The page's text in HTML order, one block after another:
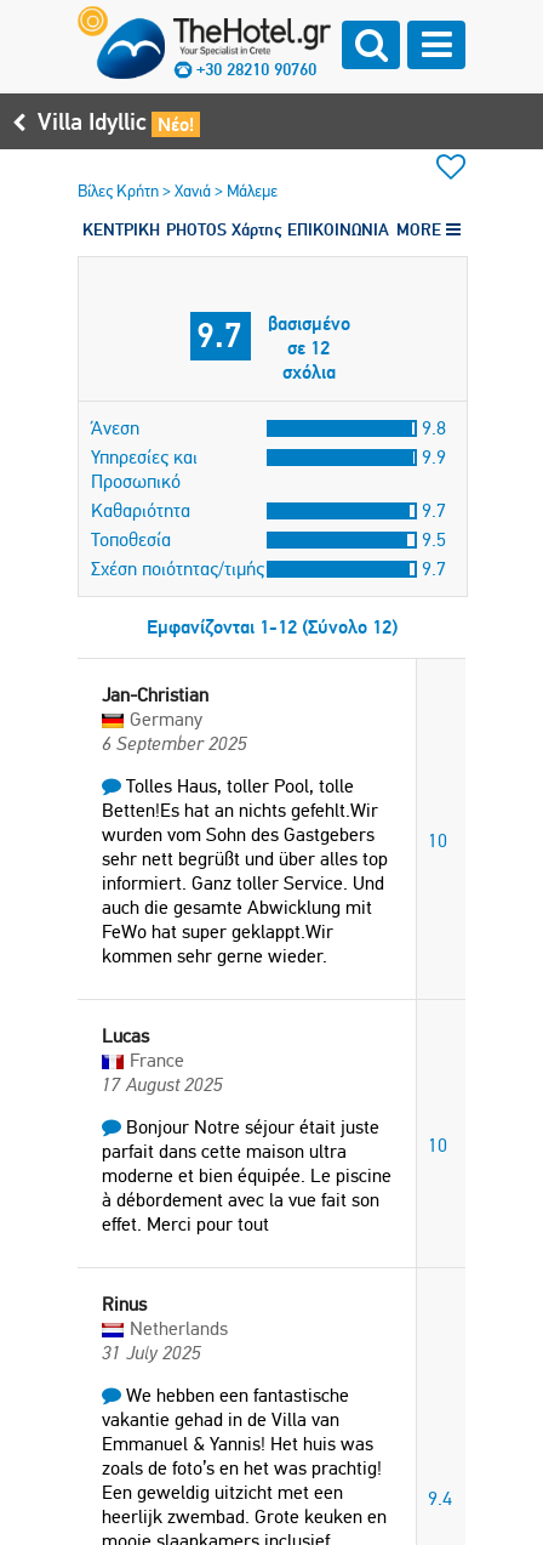
+30 28210 90760
Villa Idyllic Νέο!
Βίλες Κρήτη>Χανιά> Μάλεμε
ΚΕΝΤΡΙΚΗ PHOTOS Χάρτης ΕΠΙΚΟΙΝΩΝΙΑ MORE
9.7
βασισμένο
σε 12
σχόλια
Άνεση
9.8
Υπηρεσίες και
Προσωπικό
9.9
Καθαριότητα
9.7
Τοποθεσία
9.5
Σχέση ποιότητας/τιμής
9.7
Εμφανίζονται 1-12 (Σύνολο 12)
Jan-Christian
Germany
6 September 2025
Tolles Haus, toller Pool, tolle
Betten!Es hat an nichts gefehlt.Wir
wurden vom Sohn des Gastgebers
sehr nett begrüßt und über alles top
informiert. Ganz toller Service. Und
auch die gesamte Abwicklung mit
FeWo hat super geklappt.Wir
kommen sehr gerne wieder.
10
Lucas
France
17 August 2025
Bonjour Notre séjour était juste
parfait dans cette maison ultra
moderne et bien équipée. Le piscine
à débordement avec la vue fait son
effet. Merci pour tout
10
Rinus
Netherlands
31 July 2025
We hebben een fantastische
vakantie gehad in de Villa van
Emmanuel & Yannis! Het huis was
zoals de foto’s en het was prachtig!
Een geweldig uitzicht met een
heerlijk zwembad. Grote keuken en
9.4